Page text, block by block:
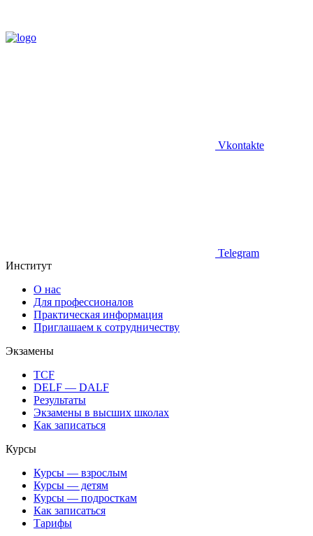
Vkontakte
Telegram
Институт
О нас
Для профессионалов
Практическая информация
Приглашаем к сотрудничеству
Экзамены
TCF
DELF — DALF
Результаты
Экзамены в высших школах
Как записаться
Курсы
Курсы — взрослым
Курсы — детям
Курсы — подросткам
Как записаться
Тарифы